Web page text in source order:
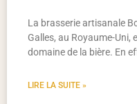
La brasserie artisanale
Galles, au Royaume-Uni,
domaine de la bière. En
LIRE LA SUITE »